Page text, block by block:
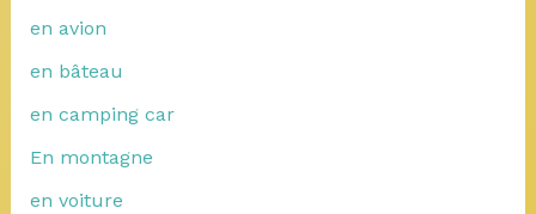
en avion
en bâteau
en camping car
En montagne
en voiture